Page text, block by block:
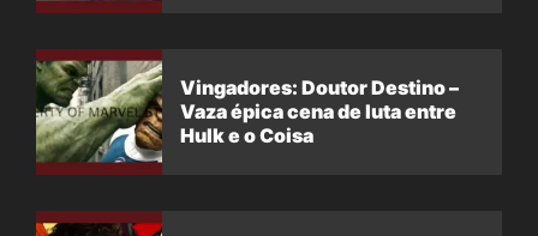
Vingadores: Doutor Destino –
Vaza épica cena de luta entre
Hulk e o Coisa